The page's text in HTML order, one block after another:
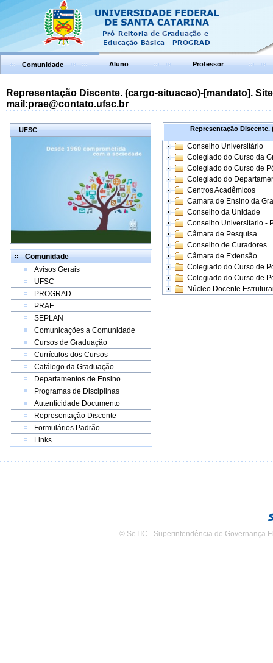
Comunidade Aluno Professor
Representação Discente. (cargo-situacao)-[mandato].
mail:prae@contato.ufsc.br
UFSC
Comunidade
Avisos Gerais
UFSC
PROGRAD
PRAE
SEPLAN
Comunicações a Comunidade
Cursos de Graduação
Currículos dos Cursos
Catálogo da Graduação
Departamentos de Ensino
Programas de Disciplinas
Autenticidade Documento
Representação Discente
Formulários Padrão
Links
Representação Discente.
Conselho Universitário
Colegiado do Curso da
Colegiado do Curso de
Colegiado do
Centros Acadêmicos
Camara de Ensino da
Conselho da Unidade
Conselho Universitario -
Câmara de Pesquisa
Conselho de Curadores
Câmara de Extensão
Colegiado do Curso de
Colegiado do Curso de
Núcleo Docente
© SeTIC - Superintendência de Governança